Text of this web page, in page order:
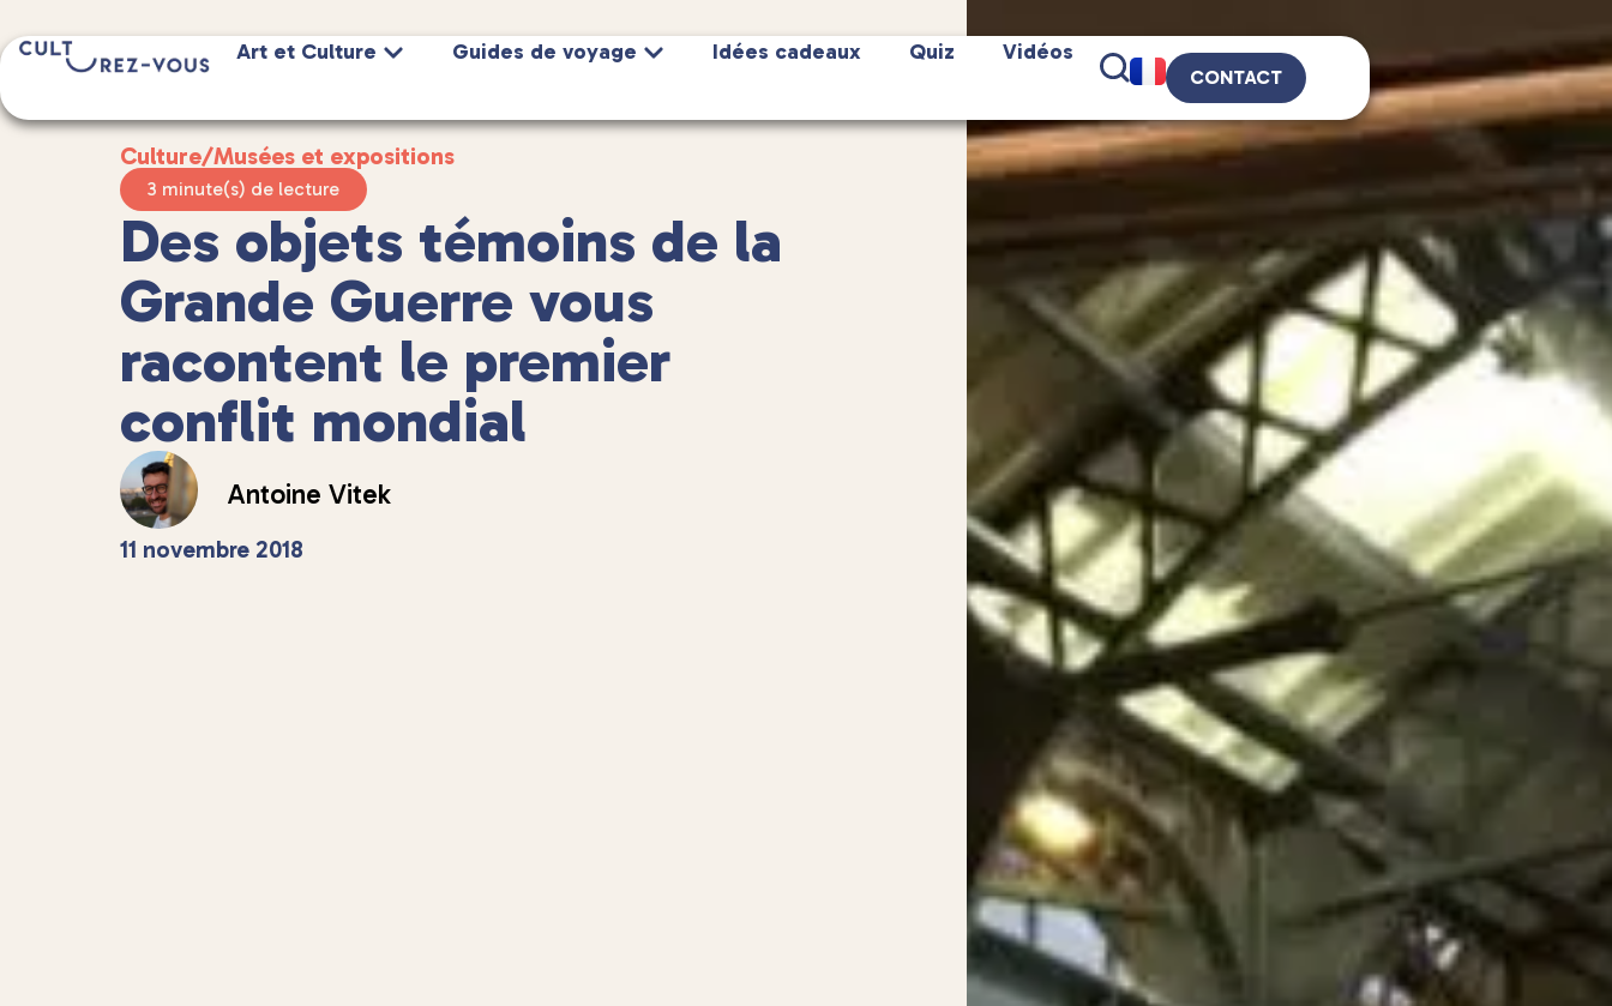
Art et Culture Guides de voyage Idées cadeaux Quiz Vidéos
CONTACT
Culture/Musées et expositions
3 minute(s) de lecture
Des objets témoins de la
Grande Guerre vous
racontent le premier
conflit mondial
Antoine Vitek
11 novembre 2018